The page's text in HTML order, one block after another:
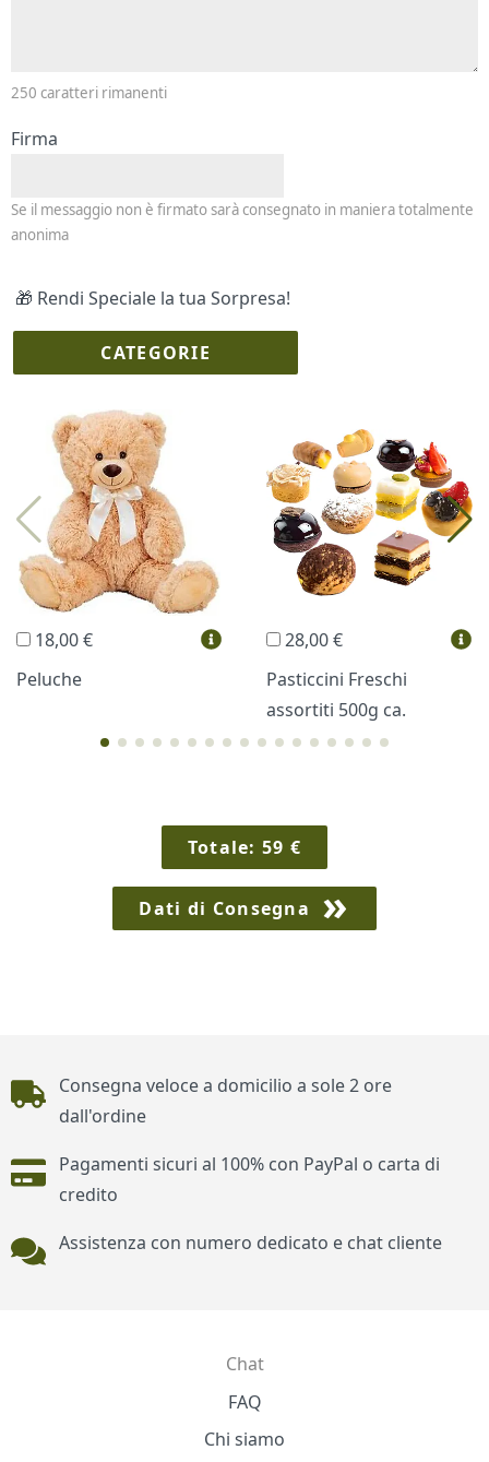
250 caratteri rimanenti
Firma
Se il messaggio non è firmato sarà consegnato in maniera totalmente
anonima
🎁 Rendi Speciale la tua Sorpresa!
CATEGORIE
I più scelti
Profumi Collane Lussoni®
Trudi® THUN®
Regali Personalizzati
18,00 €
Peluche
28,00 €
Pasticcini Freschi
assortiti 500g ca.
Totale:59 €
Dati di Consegna
Piè di pagina
Consegna veloce a domicilio a sole 2 ore
dall'ordine
Pagamenti sicuri al 100% con PayPal o carta di
credito
Assistenza con numero dedicato e chat cliente
Chat
FAQ
Chi siamo